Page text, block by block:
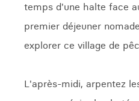
temps d'une halte face
premier déjeuner
explorer ce village de
L'après-midi, arpentez